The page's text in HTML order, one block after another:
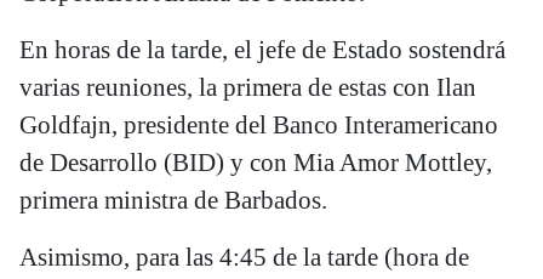
En horas de la tarde, el jefe de Estado sostendrá
varias reuniones, la primera de estas con Ilan
Goldfajn, presidente del Banco Interamericano
de Desarrollo (BID) y con Mia Amor Mottley,
primera ministra de Barbados.
Asimismo, para las 4:45 de la tarde (hora de